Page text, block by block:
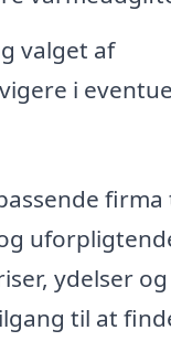
valget af
i
firma
ydelser og
til at